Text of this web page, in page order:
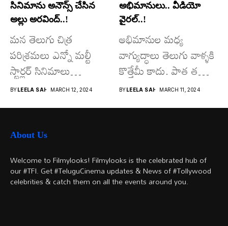
సినిమాను అనౌన్స్ చేసిన
అల్లు అరవింద్..!
మన తెలుగు చిత్ర
పరిశ్రమలు ఎన్నో మల్టీ
స్టార్లర్ సినిమాలు
వచ్చాయి.. కొన్ని సినిమాలు
అయితే...
BY LEELA SAI MARCH 12, 2024
అభిమానులు.. వీడియో
వైరల్..!
అభిమానుల మధ్య
వాగ్యుద్ధాలు తెలుగు వాళ్ళకి
కొత్తేమీ కాదు. పాత తరం
నటుల నుంచి నేటి...
BY LEELA SAI MARCH 11, 2024
About Us
Welcome to Filmylooks! Filmylooks is the celebrated hub of
our #TFI. Get #TeluguCinema updates & News of #Tollywood
celebrities & catch them on all the events around you.